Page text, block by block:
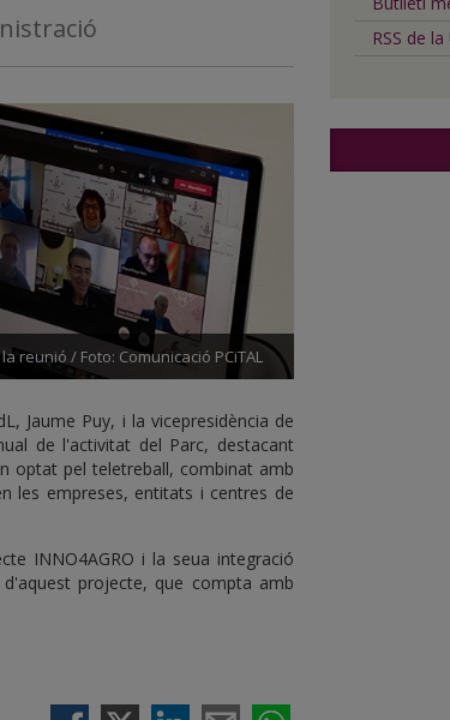
reunió / Foto: Comunicació PCiTAL
Jaume Puy, i la vicepresidència de
de l'activitat del Parc, destacant
optat pel teletreball, combinat amb
les empreses, entitats i centres de
INNO4AGRO i la seua integració
projecte, que compta amb
RSS de